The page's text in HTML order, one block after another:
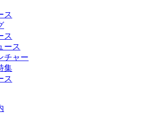
ス
ス
ース
チャー
集
ス